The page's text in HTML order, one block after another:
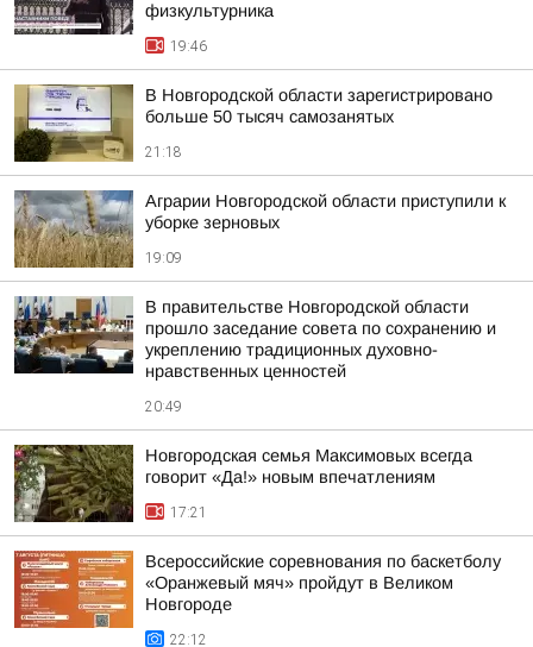
физкультурника
19:46
В Новгородской области зарегистрировано
больше 50 тысяч самозанятых
21:18
Аграрии Новгородской области приступили к
уборке зерновых
19:09
В правительстве Новгородской области
прошло заседание совета по сохранению и
укреплению традиционных духовно-
нравственных ценностей
20:49
Новгородская семья Максимовых всегда
говорит «Да!» новым впечатлениям
17:21
Всероссийские соревнования по баскетболу
«Оранжевый мяч» пройдут в Великом
Новгороде
22:12